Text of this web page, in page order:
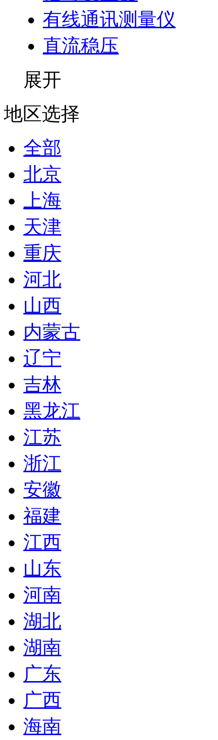
有线通讯测量仪
直流稳压
展开
地区选择
全部
北京
上海
天津
重庆
河北
山西
内蒙古
辽宁
吉林
黑龙江
江苏
浙江
安徽
福建
江西
山东
河南
湖北
湖南
广东
广西
海南